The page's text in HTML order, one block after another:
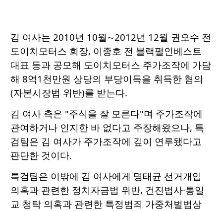
김 여사는 2010년 10월∼2012년 12월 권오수 전
도이치모터스 회장, 이종호 전 블랙펄인베스트
대표 등과 공모해 도이치모터스 주가조작에 가담
해 8억1천만원 상당의 부당이득을 취득한 혐의
(자본시장법 위반)를 받는다.
김 여사 측은 "주식을 잘 모른다"며 주가조작에
관여하거나 인지한 바 없다고 주장해왔으나, 특
검팀은 김 여사가 주가조작에 깊이 연루됐다고
판단한 것이다.
특검팀은 이밖에 김 여사에게 명태균 선거개입
의혹과 관련한 정치자금법 위반, 건진법사·통일
교 청탁 의혹과 관련한 특정범죄 가중처벌법상